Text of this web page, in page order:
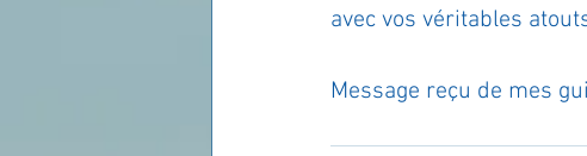
avec vos véritables
Message reçu de mes